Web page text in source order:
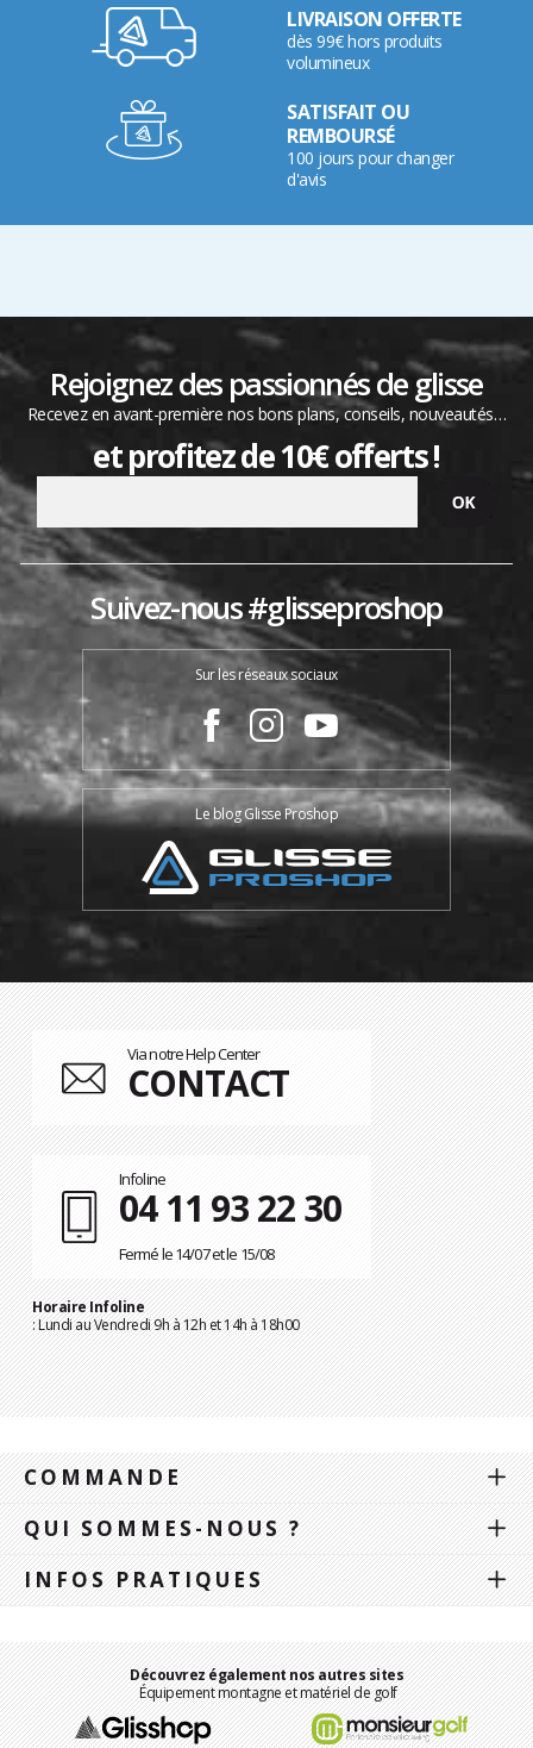
LIVRAISON OFFERTE
dès 99€ hors produits
volumineux
SATISFAIT OU
REMBOURSÉ
100 jours pour changer
d'avis
Rejoignez des passionnés de glisse
Recevez en avant-première nos bons plans, conseils, nouveautés…
et profitez de 10€ offerts !
Suivez-nous #glisseproshop
Sur les réseaux sociaux
Le blog Glisse Proshop
Via notre Help Center
CONTACT
Infoline
04 11 93 22 30
Fermé le 14/07 et le 15/08
Horaire Infoline
: Lundi au Vendredi 9h à 12h et 14h à 18h00
COMMANDE
QUI SOMMES-NOUS ?
INFOS PRATIQUES
Découvrez également nos autres sites
Équipement montagne et matériel de golf